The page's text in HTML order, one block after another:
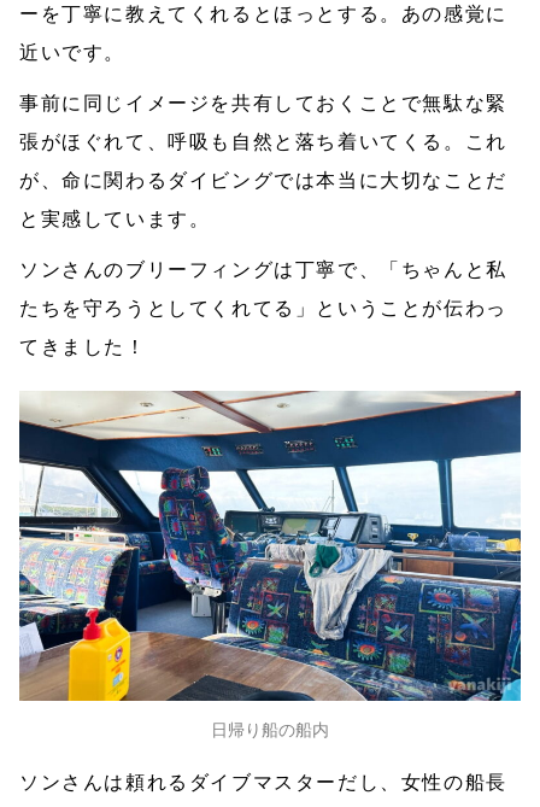
ーを丁寧に教えてくれるとほっとする。あの感覚に
近いです。
事前に同じイメージを共有しておくことで無駄な緊
張がほぐれて、呼吸も自然と落ち着いてくる。これ
が、命に関わるダイビングでは本当に大切なことだ
と実感しています。
ソンさんのブリーフィングは丁寧で、「ちゃんと私
たちを守ろうとしてくれてる」ということが伝わっ
てきました！
日帰り船の船内
ソンさんは頼れるダイブマスターだし、女性の船長